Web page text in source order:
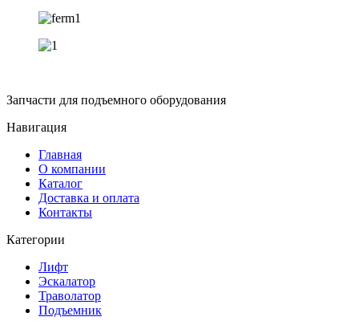
Запчасти для подъемного оборудования
Навигация
Главная
О компании
Каталог
Доставка и оплата
Контакты
Категории
Лифт
Эскалатор
Траволатор
Подъемник